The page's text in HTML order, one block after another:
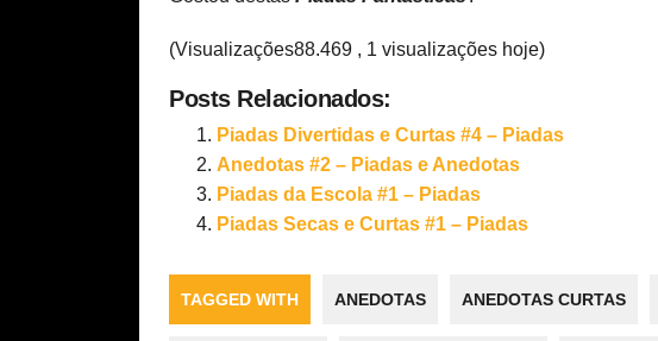
(Visualizações88.469 , 1 visualizações hoje)
Posts Relacionados:
Piadas Divertidas e Curtas #4 – Piadas
Anedotas #2 – Piadas e Anedotas
Piadas da Escola #1 – Piadas
Piadas Secas e Curtas #1 – Piadas
TAGGED WITH ANEDOTAS ANEDOTAS CURTAS